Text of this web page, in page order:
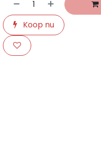
Koop nu